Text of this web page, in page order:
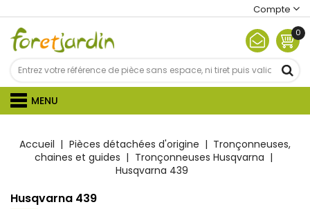
Compte
0
MENU
Accueil Pièces détachées d'origine
Tronçonneuses,
chaines et guides
Tronçonneuses Husqvarna
Husqvarna 439
Husqvarna 439